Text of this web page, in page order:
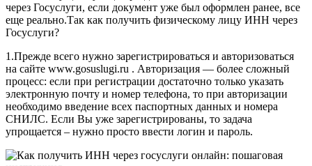
через Госуслуги, если документ уже был оформлен ранее, все
еще реально.Так как получить физическому лицу ИНН через
Госуслуги?
1.Прежде всего нужно зарегистрироваться и авторизоваться
на сайте www.gosuslugi.ru . Авторизация — более сложный
процесс: если при регистрации достаточно только указать
электронную почту и номер телефона, то при авторизации
необходимо введение всех паспортных данных и номера
СНИЛС. Если Вы уже зарегистрированы, то задача
упрощается – нужно просто ввести логин и пароль.